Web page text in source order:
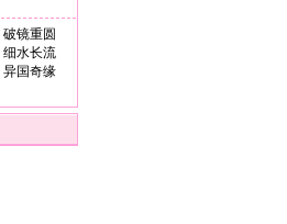
破镜重圆
细水长流
异国奇缘